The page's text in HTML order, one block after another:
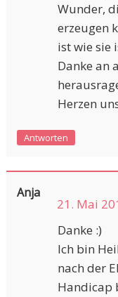
Wunder,
erzeugen
ist wie sie
Danke an
Herzen
Antworten
Anja
21. Mai
Danke :)
Ich bin
nach der
Handicap